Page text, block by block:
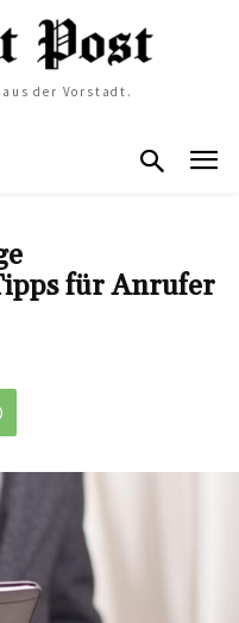
der Vorstadt.
für Anrufer